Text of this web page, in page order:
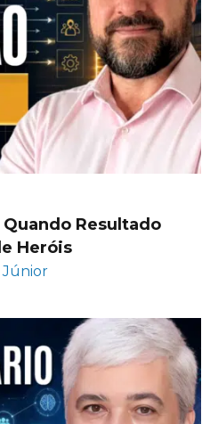
Resultado
Heróis